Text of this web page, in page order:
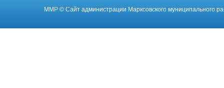
ММР © Cайт администрации Марксовского муниципального